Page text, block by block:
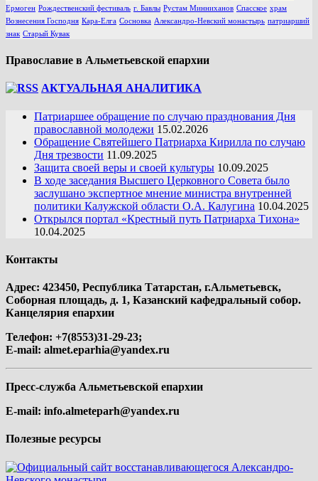
Ермоген Рождественский фестиваль г. Бавлы Рустам Минниханов Спасское храм
Вознесения Господня Кара-Елга Сосновка Александро-Невский монастырь патриарший
знак Старый Кувак
Православие в Альметьевской епархии
АКТУАЛЬНАЯ АНАЛИТИКА
Патриаршее обращение по случаю празднования Дня
православной молодежи 15.02.2026
Обращение Святейшего Патриарха Кирилла по случаю
Дня трезвости 11.09.2025
Защита своей веры и своей культуры 10.09.2025
В ходе заседания Высшего Церковного Совета было
заслушано экспертное мнение министра внутренней
политики Калужской области О.А. Калугина 10.04.2025
Открылся портал «Крестный путь Патриарха Тихона»
10.04.2025
Контакты
Адрес: 423450, Республика Татарстан, г.Альметьевск,
Соборная площадь, д. 1, Казанский кафедральный собор.
Канцелярия епархии
Телефон: +7(8553)31-29-23;
E-mail: almet.eparhia@yandex.ru
Пресс-служба Альметьевской епархии
E-mail: info.almeteparh@yandex.ru
Полезные ресурсы